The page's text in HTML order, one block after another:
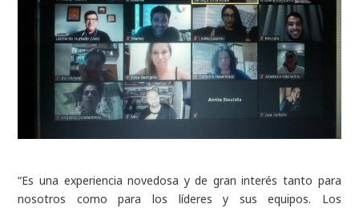
“Es una experiencia novedosa y de gran interés tanto para
nosotros como para los líderes y sus equipos. Los